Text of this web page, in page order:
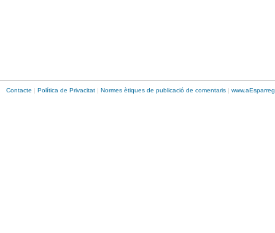
Contacte | Política de Privacitat | Normes ètiques de publicació de comentaris | www.